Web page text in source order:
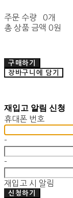
주문 수량
0개
총 상품 금액 0원
구매하기
장바구니에 담기
재입고 알림 신청
휴대폰 번호
-
-
재입고 시 알림
신청하기